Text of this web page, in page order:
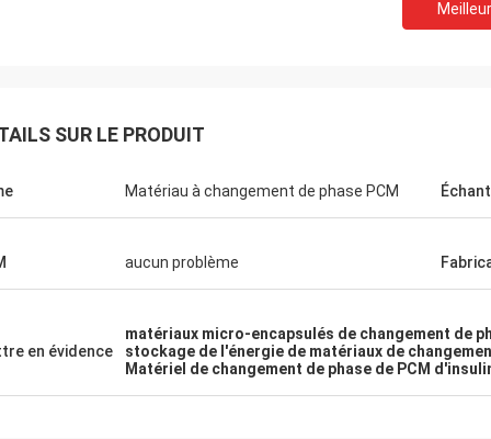
de refroidissement de
Sammi
SUR LE PRODUIT
Matériau à changement de phase PCM
aucun problème
en évidence
matériaux micro-encapsulés de changement de
stockage de l'énergie de matériaux de
Matériel de changement de phase de PCM